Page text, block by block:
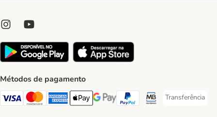
Métodos de pagamento
Visa Payment Method
Mastercard Payment Method
American Express Payment Method
Apple Pay Payment Method
Google Pay Payment Method
PayPal Payment Method
Multibanco Payment
Transferência
Transferência